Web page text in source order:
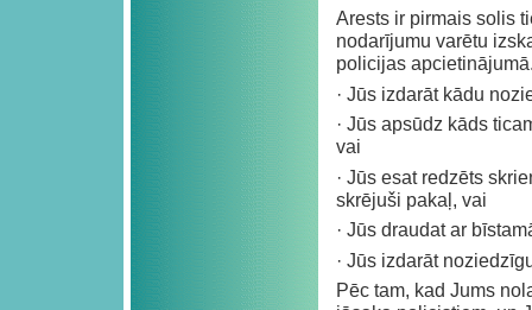
Arests ir pirmais solis
nodarījumu varētu
policijas
· Jūs izdarāt kādu
· Jūs apsūdz kāds
vai
· Jūs esat redzēts
skrējuši pakaļ, vai
· Jūs draudat ar
· Jūs izdarāt
Pēc tam, kad Jums